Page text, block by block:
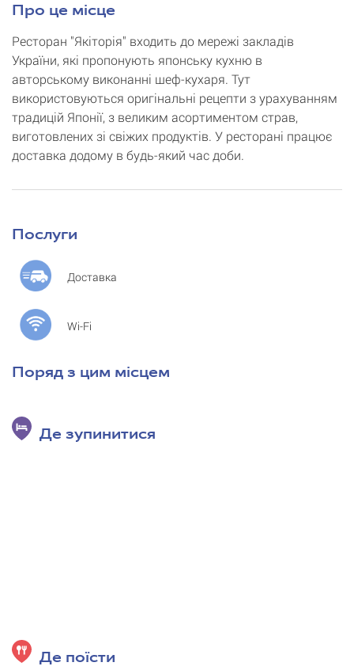
Про це місце
Ресторан "Якіторія" входить до мережі закладів
України, які пропонують японську кухню в
авторському виконанні шеф-кухаря. Тут
використовуються оригінальні рецепти з урахуванням
традицій Японії, з великим асортиментом страв,
виготовлених зі свіжих продуктів. У ресторані працює
доставка додому в будь-який час доби.
Послуги
Доставка
Wi-Fi
Поряд з цим місцем
Де зупинитися
Де поїсти